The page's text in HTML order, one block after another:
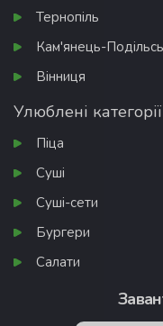
Тернопіль
Кам'янець-
Вінниця
Улюблені категорії
Піца
Суші
Суші-сети
Бургери
Салати